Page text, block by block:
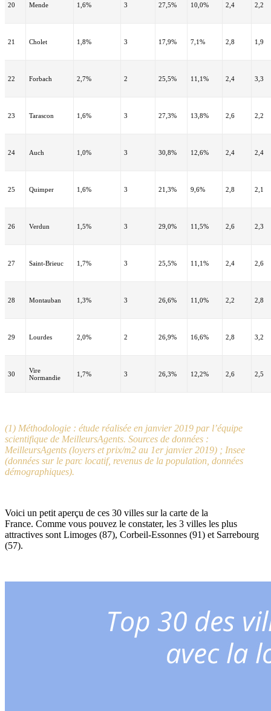
20 Mende 1,6% 3 27,5% 10,0% 2,4 2,2
21 Cholet 1,8% 3 17,9% 7,1% 2,8 1,9
22 Forbach 2,7% 2 25,5% 11,1% 2,4 3,3
23 Tarascon 1,6% 3 27,3% 13,8% 2,6 2,2
24 Auch 1,0% 3 30,8% 12,6% 2,4 2,4
25 Quimper 1,6% 3 21,3% 9,6% 2,8 2,1
26 Verdun 1,5% 3 29,0% 11,5% 2,6 2,3
27 Saint-Brieuc 1,7% 3 25,5% 11,1% 2,4 2,6
28 Montauban 1,3% 3 26,6% 11,0% 2,2 2,8
29 Lourdes 2,0% 2 26,9% 16,6% 2,8 3,2
30
Vire
Normandie
1,7% 3 26,3% 12,2% 2,6 2,5
(1) Méthodologie : étude réalisée en janvier 2019 par l’équipe
scientifique de MeilleursAgents. Sources de données :
MeilleursAgents (loyers et prix/m2 au 1er janvier 2019) ; Insee
(données sur le parc locatif, revenus de la population, données
démographiques).
Voici un petit aperçu de ces 30 villes sur la carte de la
France. Comme vous pouvez le constater, les 3 villes les plus
attractives sont Limoges (87), Corbeil-Essonnes (91) et Sarrebourg
(57).